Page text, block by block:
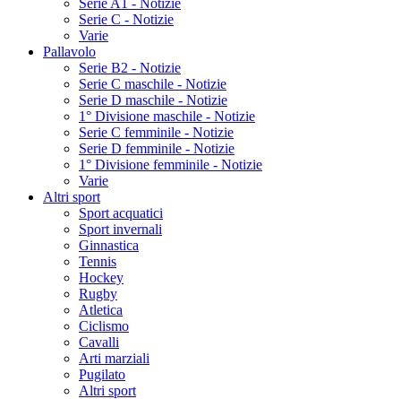
Serie A1 - Notizie
Serie C - Notizie
Varie
Pallavolo
Serie B2 - Notizie
Serie C maschile - Notizie
Serie D maschile - Notizie
1° Divisione maschile - Notizie
Serie C femminile - Notizie
Serie D femminile - Notizie
1° Divisione femminile - Notizie
Varie
Altri sport
Sport acquatici
Sport invernali
Ginnastica
Tennis
Hockey
Rugby
Atletica
Ciclismo
Cavalli
Arti marziali
Pugilato
Altri sport